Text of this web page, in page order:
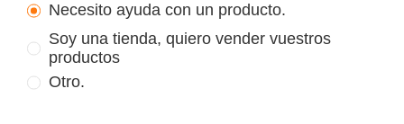
Necesito ayuda con un producto.
Soy una tienda, quiero vender vuestros
productos
Otro.